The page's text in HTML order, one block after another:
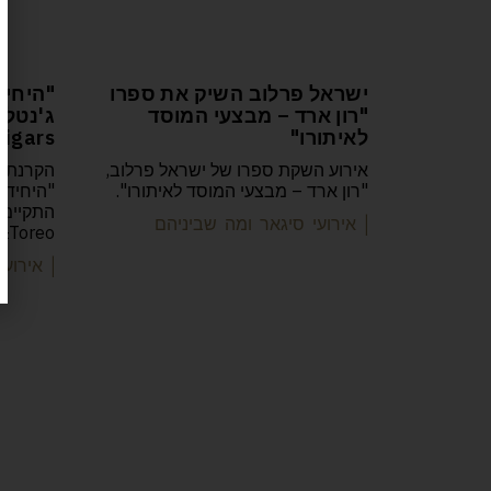
ישראל פרלוב השיק את ספרו
"רון ארד – מבצעי המוסד
לאיתורו"
אירוע השקת ספרו של ישראל פרלוב,
"רון ארד – מבצעי המוסד לאיתורו".
| אירועי סיגאר ומה שביניהם
הקרנת
&Toreo
|